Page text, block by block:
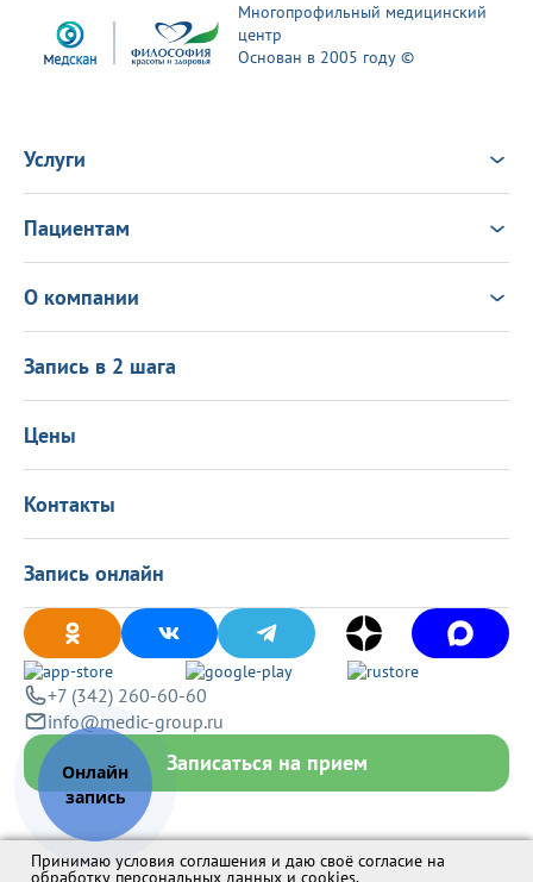
Многопрофильный медицинский
центр
Основан в 2005 году ©
Услуги
Врачи
Консультация Онлайн
Выезд врача на дом
Пациентам
Новости
Политика в области качества
Подарочные сертификаты
Программа лояльности
О компании
Информация для пациентов
Лицензиии
Вакансии
Политика конфиденциальности
Запись в 2 шага
Цены
Контакты
Запись онлайн
+7 (342) 260-60-60
info@medic-group.ru
Записаться на прием
Принимаю условия соглашения и даю своё согласие на
обработку персональных данных и cookies.